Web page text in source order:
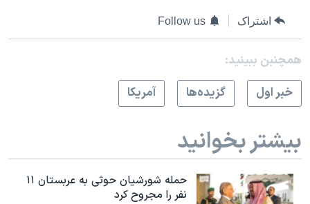
اشتراک Follow us
همچنبن ببینید:
خبر اول
گزيده‌ها آمريکا
بیشتر بخوانید
حمله شورشیان حوثی به عربستان ۱۱
نفر را مجروح کرد